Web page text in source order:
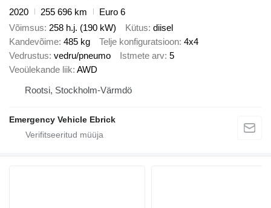
2020
255 696 km
Euro 6
Võimsus 258 h.j. (190 kW) Kütus diisel
Kandevõime 485 kg Telje konfiguratsioon 4x4
Vedrustus vedru/pneumo Istmete arv 5
Veoülekande liik AWD
Rootsi, Stockholm-Värmdö
Emergency Vehicle Ebrick